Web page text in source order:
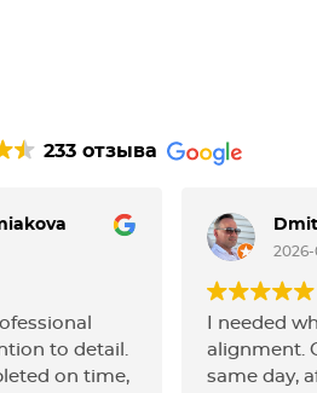
233 отзыва
to detail.
on time,
I needed
alignment.
same day,